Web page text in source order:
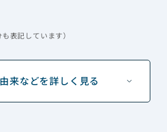
表記しています）
来などを詳しく見る